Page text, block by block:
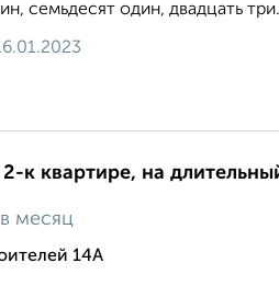
семьдесят один, двадцать
2-к квартире, на
в месяц
14А